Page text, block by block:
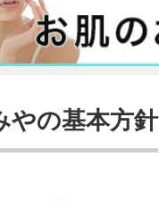
やの基本方針